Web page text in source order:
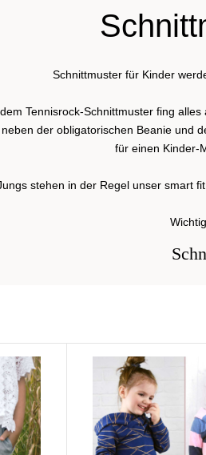
Schnittmuster für Kinder
Tennisrock-Schnittmuster fing
der obligatorischen Beanie
für einen Kinder-
stehen in der Regel unser smart